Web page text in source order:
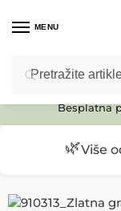
MENU
Besplatna
🌿Više